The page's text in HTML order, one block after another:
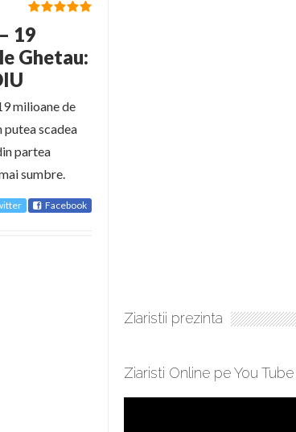
19
Ghetau:
milioane de
scadea
partea
sumbre.
Facebook
Ziaristii prezinta
Ziaristi Online pe You Tube